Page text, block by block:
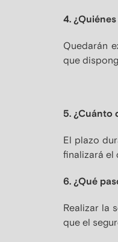
4.
Quedarán
que
5. ¿Cuánto
El plazo
finalizará el
6. ¿Qué
Realizar la
que el